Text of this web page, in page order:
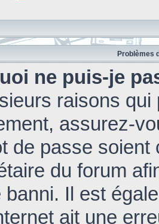
Problèmes
ne puis-je
raisons
assurez-
de passe soient
du forum
banni. Il est
ait une